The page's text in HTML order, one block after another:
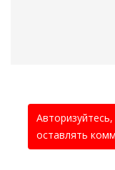
оставлять